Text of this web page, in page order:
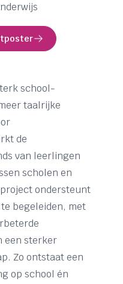
school-
taalrijke
de
van leerlingen
scholen en
ondersteunt
begeleiden, met
een sterker
Zo ontstaat een
op school én